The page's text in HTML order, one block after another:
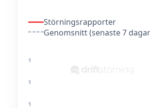
Störningsrapporter
Genomsnitt (senaste 7
1
1
1